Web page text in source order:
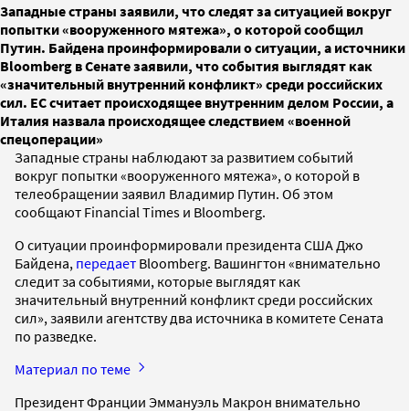
Западные страны заявили, что следят за ситуацией вокруг
попытки «вооруженного мятежа», о которой сообщил
Путин. Байдена проинформировали о ситуации, а источники
Bloomberg в Сенате заявили, что события выглядят как
«значительный внутренний конфликт» среди российских
сил. ЕС считает происходящее внутренним делом России, а
Италия назвала происходящее следствием «военной
спецоперации»
Западные страны наблюдают за развитием событий
вокруг попытки «вооруженного мятежа», о которой в
телеобращении заявил Владимир Путин. Об этом
сообщают Financial Times и Bloomberg.
О ситуации проинформировали президента США Джо
Байдена, передает Bloomberg. Вашингтон «внимательно
следит за событиями, которые выглядят как
значительный внутренний конфликт среди российских
сил», заявили агентству два источника в комитете Сената
по разведке.
Материал по теме
Президент Франции Эммануэль Макрон внимательно